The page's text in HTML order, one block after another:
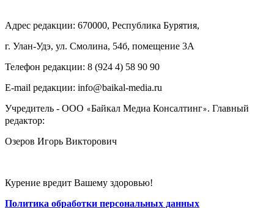
Адрес редакции: 670000, Республика Бурятия,
г. Улан-Удэ, ул. Смолина, 54б, помещение 3А
Телефон редакции: ‎‎8 (924 4) 58 90 90
E-mail редакции: info@baikal-media.ru
Учредитель - ООО «Байкал Медиа Консалтинг». Главный
редактор:
Озеров Игорь Викторович
Курение вредит Вашему здоровью!
Политика обработки персональных данных